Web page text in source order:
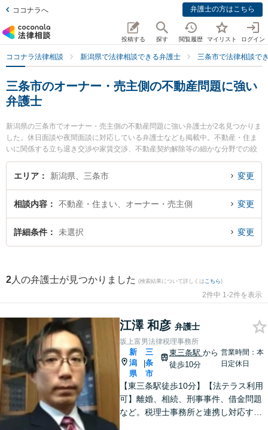
ココナラへ 弁護士の方はこちら
投稿する 探す 閲覧履歴 マイリスト ログイン
ココナラ法律相談 新潟県で法律相談できる弁護士 三条市で法律相談で
三条市のオーナー・売主側の不動産問題に強い
弁護士
新潟県の三条市でオーナー・売主側の不動産問題に強い弁護士が2名見つかりま
した。休日面談や夜間面談に対応している弁護士なども掲載中。不動産・住ま
いに関係する立ち退き交渉や家賃交渉、不動産契約解除等の細かな分野での絞
り込み検索もでき便利です。特に坂上富男法律税理事務所の江澤 和彦弁護士や
弁護士法人一新総合法律事務所 燕三条事務所の海津 諭弁護士のプロフィール情
い』『オーナー・売主側の不動産問題のトラブル解決の実績豊富な近くの弁護
士を検索したい』『初回相談無料でオーナー・売主側の不動産問題を法律相談
できる三条市内の弁護士に相談予約したい』などでお困りの相談者さんにおす
エリア 新潟県、三条市 変更
相談内容 不動産・住まい、オーナー・売主側 変更
詳細条件 未選択 変更
2 人の弁護士が見つかりました (検索結果について詳しくは こちら)
2件中 1-2件を表示
江澤 和彦 弁護士
坂上富男法律税理事務所
新
潟
県
|
三
条
市
東三条駅 から
徒歩10分
営業時間：本
日定休日
【東三条駅徒歩10分】【法テラス利用
可】離婚、相続、刑事事件、借金問題
など。税理士事務所と連携し対応する